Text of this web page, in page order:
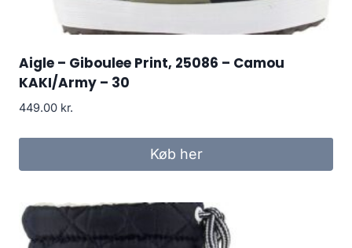
Aigle – Giboulee Print, 25086 – Camou
KAKI/Army – 30
449.00 kr.
Køb her